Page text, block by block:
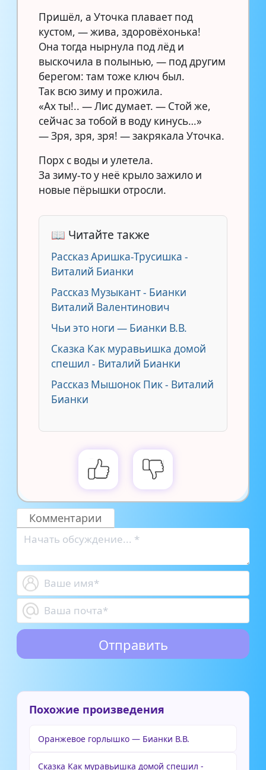
Пришёл, а Уточка плавает под
кустом, — жива, здоровёхонька!
Она тогда нырнула под лёд и
выскочила в полынью, — под другим
берегом: там тоже ключ был.
Так всю зиму и прожила.
«Ах ты!.. — Лис думает. — Стой же,
сейчас за тобой в воду кинусь…»
— Зря, зря, зря! — закрякала Уточка.
Порх с воды и улетела.
За зиму-то у неё крыло зажило и
новые пёрышки отросли.
📖 Читайте также
Рассказ Аришка-Трусишка -
Виталий Бианки
Рассказ Музыкант - Бианки
Виталий Валентинович
Чьи это ноги — Бианки В.В.
Сказка Как муравьишка домой
спешил - Виталий Бианки
Рассказ Мышонок Пик - Виталий
Бианки
Комментарии
Похожие произведения
Оранжевое горлышко — Бианки В.В.
Сказка Как муравьишка домой спешил -